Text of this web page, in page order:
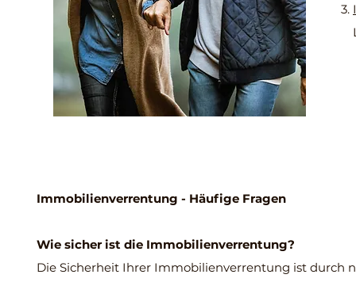
Immobilienverrentung - Häufige Fragen
Wie sicher ist die Immobilienverrentung?
Die Sicherheit Ihrer Immobilienverrentung ist durch